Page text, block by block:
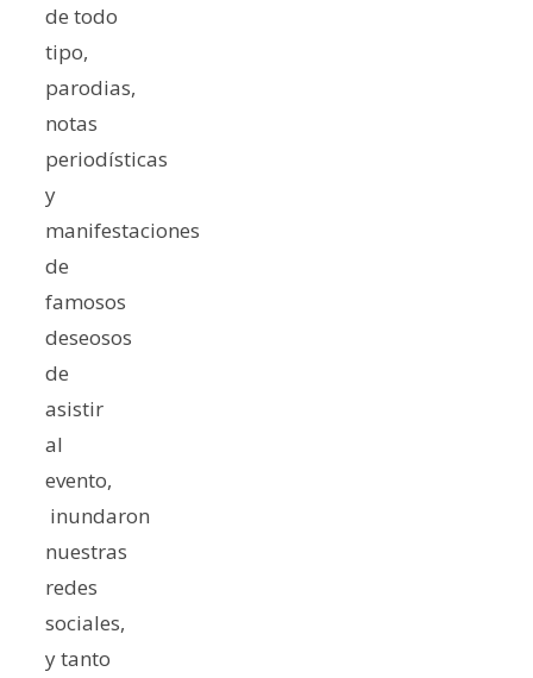
de todo
tipo,
parodias,
notas
periodísticas
y
manifestaciones
de
famosos
deseosos
de
asistir
al
evento,
inundaron
nuestras
redes
sociales,
y tanto